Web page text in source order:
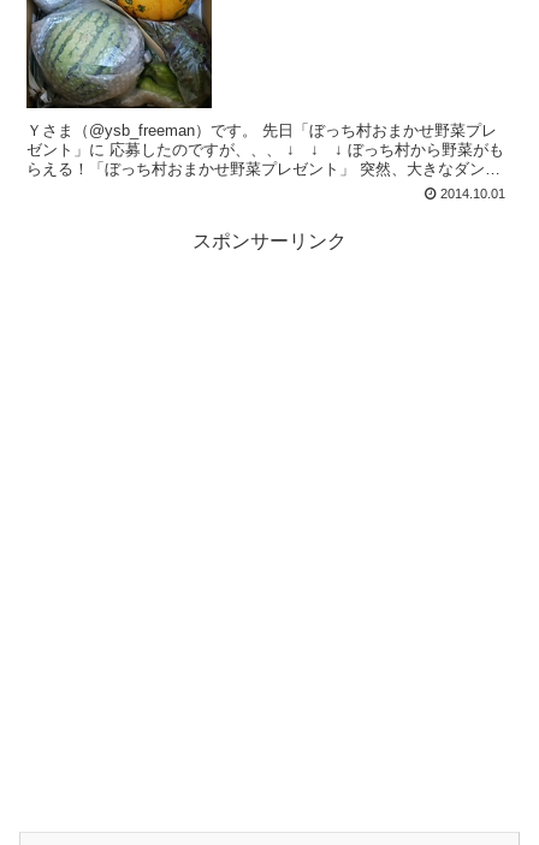
Ｙさま（@ysb_freeman）です。 先日「ぼっち村おまかせ野菜プレ
ゼント」に 応募したのですが、、、 ↓ ↓ ↓ ぼっち村から野菜がも
らえる！「ぼっち村おまかせ野菜プレゼント」 突然、大きなダンボ
2014.10.01
スポンサーリンク